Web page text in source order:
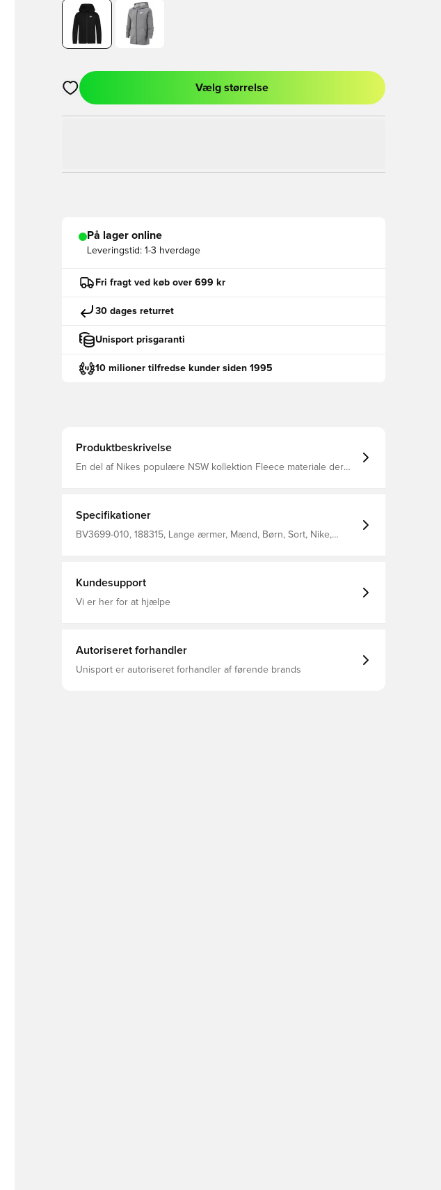
Åbner en Modal til at logge ind eller tilmelde dig som medlem
Vælg størrelse
På lager online
Leveringstid: 1-3 hverdage
Fri fragt ved køb over 699 kr
30 dages returret
Unisport prisgaranti
10 milioner tilfredse kunder siden 1995
Produktbeskrivelse
En del af Nikes populære NSW kollektion Fleece materiale der
Specifikationer
BV3699-010, 188315, Lange ærmer, Mænd, Børn, Sort, Nike,
Kundesupport
Vi er her for at hjælpe
Autoriseret forhandler
Unisport er autoriseret forhandler af førende brands